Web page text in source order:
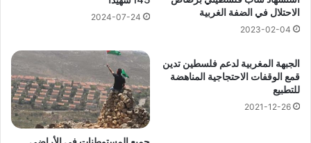
الاحتلال في الضفة الغربية
2023-02-04
2024-07-24
الجبهة المغربية لدعم فلسطين تدين
قمع الوقفات الاحتجاجية المناهضة
للتطبيع
2021-12-26